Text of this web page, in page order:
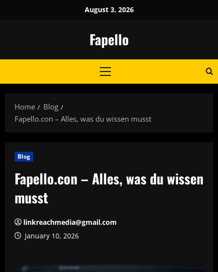
August 3, 2026
Fapello
Primary
Home
Blog
Fapello.con – Alles, was du wissen musst
Blog
Fapello.con – Alles, was du wissen
musst
linkreachmedia@gmail.com
January 10, 2026